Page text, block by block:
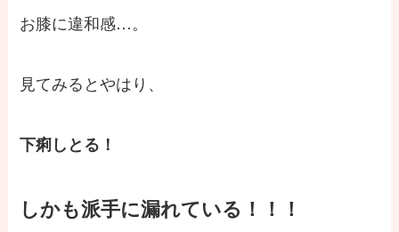
お膝に違和感…。
見てみるとやはり、
下痢しとる！
しかも派手に漏れている！！！